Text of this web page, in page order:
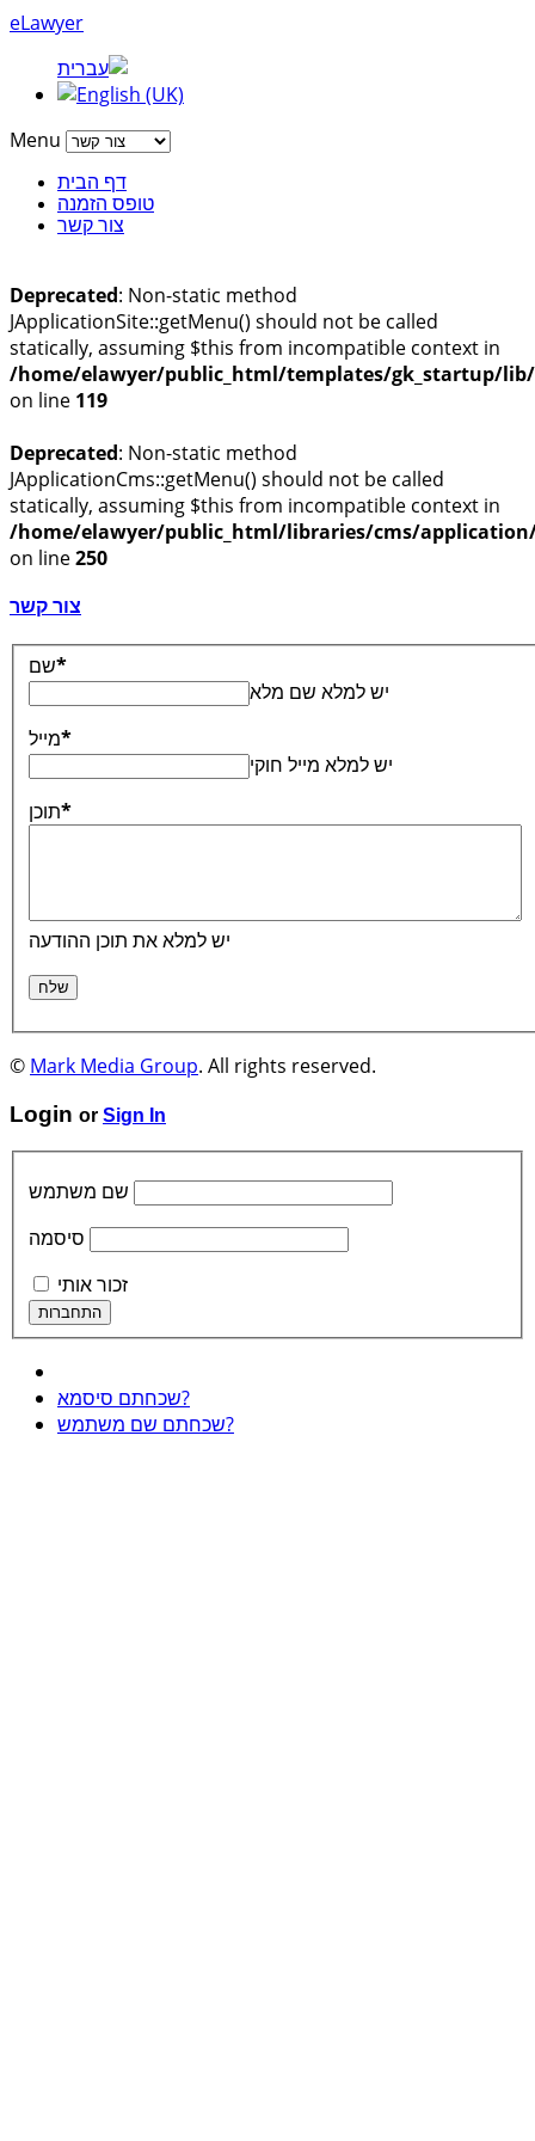
eLawyer
Menu
דף הבית
טופס הזמנה
צור קשר
Deprecated: Non-static method
JApplicationSite::getMenu() should not be called
statically, assuming $this from incompatible context in
/home/elawyer/public_html/templates/gk_startup/
on line 119
Deprecated: Non-static method
JApplicationCms::getMenu() should not be called
statically, assuming $this from incompatible context in
/home/elawyer/public_html/libraries/cms/
on line250
צור קשר
שם*
יש למלא שם מלא
מייל*
יש למלא מייל חוקי
תוכן*
יש למלא את תוכן ההודעה
© Mark Media Group. All rights reserved.
Login or Sign In
שם משתמש
סיסמה
זכור אותי
שכחתם סיסמא?
שכחתם שם משתמש?